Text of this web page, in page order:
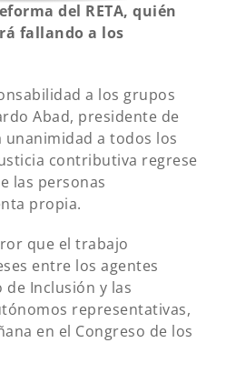
del RETA, quién
fallando a los
a los grupos
Abad, presidente de
unanimidad a todos los
contributiva regrese
las personas
propia.
que el trabajo
entre los agentes
de Inclusión y las
representativas,
en el Congreso de los